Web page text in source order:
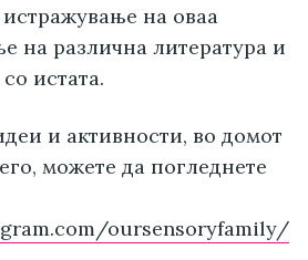
на оваа
на различна литература и
истата.
и активности, во домот
можете да погледнете
oursensoryfamily/